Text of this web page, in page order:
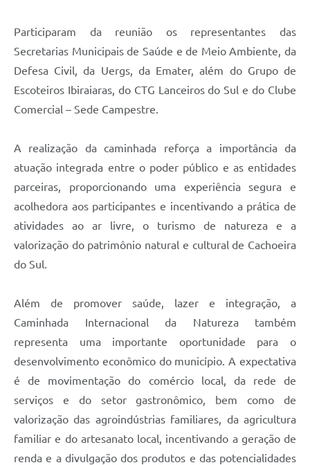
Participaram da reunião os representantes das
Secretarias Municipais de Saúde e de Meio Ambiente, da
Defesa Civil, da Uergs, da Emater, além do Grupo de
Escoteiros Ibiraiaras, do CTG Lanceiros do Sul e do Clube
Comercial – Sede Campestre.
A realização da caminhada reforça a importância da
atuação integrada entre o poder público e as entidades
parceiras, proporcionando uma experiência segura e
acolhedora aos participantes e incentivando a prática de
atividades ao ar livre, o turismo de natureza e a
valorização do patrimônio natural e cultural de Cachoeira
do Sul.
Além de promover saúde, lazer e integração, a
Caminhada Internacional da Natureza também
representa uma importante oportunidade para o
desenvolvimento econômico do município. A expectativa
é de movimentação do comércio local, da rede de
serviços e do setor gastronômico, bem como de
valorização das agroindústrias familiares, da agricultura
familiar e do artesanato local, incentivando a geração de
renda e a divulgação dos produtos e das potencialidades